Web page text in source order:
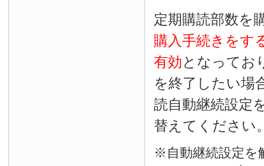
定期購読部数を
購入手続きをす
有効となってお
を終了したい場
読自動継続設定
替えてください
※自動継続設定を